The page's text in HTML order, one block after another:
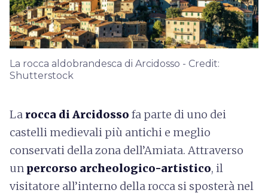
La rocca aldobrandesca di Arcidosso - Credit:
Shutterstock
La rocca di Arcidosso fa parte di uno dei
castelli medievali più antichi e meglio
conservati della zona dell’Amiata. Attraverso
un percorso archeologico-artistico, il
visitatore all’interno della rocca si sposterà nel